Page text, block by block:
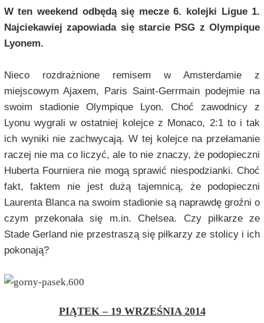
W ten weekend odbędą się mecze 6. kolejki Ligue 1.
Najciekawiej zapowiada się starcie PSG z Olympique
Lyonem.
Nieco rozdrażnione remisem w Amsterdamie z
miejscowym Ajaxem, Paris Saint-Gerrmain podejmie na
swoim stadionie Olympique Lyon. Choć zawodnicy z
Lyonu wygrali w ostatniej kolejce z Monaco, 2:1 to i tak
ich wyniki nie zachwycają. W tej kolejce na przełamanie
raczej nie ma co liczyć, ale to nie znaczy, że podopieczni
Huberta Fourniera nie mogą sprawić niespodzianki. Choć
fakt, faktem nie jest dużą tajemnicą, że podopieczni
Laurenta Blanca na swoim stadionie są naprawdę groźni o
czym przekonała się m.in. Chelsea. Czy piłkarze ze
Stade Gerland nie przestraszą się piłkarzy ze stolicy i ich
pokonają?
PIĄTEK – 19 WRZEŚNIA 2014